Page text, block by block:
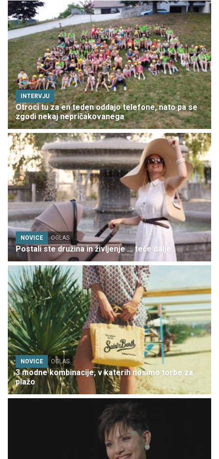
INTERVJU
Otroci tu za en teden oddajo telefone, nato pa se
zgodi nekaj nepričakovanega
NOVICE OGLAS
Postali ste družina in življenje ... teče dalje
NOVICE OGLAS
3 modne kombinacije, v katerih nosimo torbe za
plažo